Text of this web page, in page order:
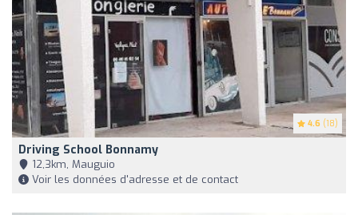
4.6 (18)
Driving School Bonnamy
12,3km, Mauguio
Voir les données d'adresse et de contact